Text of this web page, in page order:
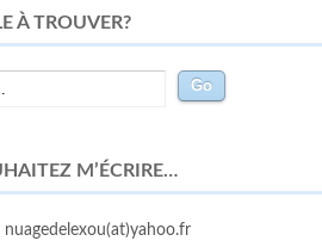
À TROUVER?
M’ÉCRIRE…
nuagedelexou(at)yahoo.fr